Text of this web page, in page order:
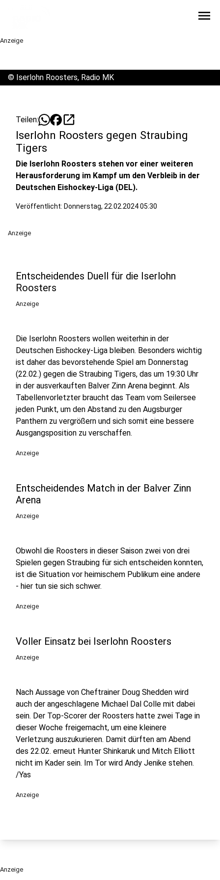
menu
Anzeige
© Iserlohn Roosters, Radio MK
Teilen: open_in_new
Iserlohn Roosters gegen Straubing
Tigers
Die Iserlohn Roosters stehen vor einer weiteren
Herausforderung im Kampf um den Verbleib in der
Deutschen Eishockey-Liga (DEL).
Veröffentlicht: Donnerstag, 22.02.2024 05:30
Anzeige
Entscheidendes Duell für die Iserlohn
Roosters
Anzeige
Die Iserlohn Roosters wollen weiterhin in der
Deutschen Eishockey-Liga bleiben. Besonders wichtig
ist daher das bevorstehende Spiel am Donnerstag
(22.02.) gegen die Straubing Tigers, das um 19:30 Uhr
in der ausverkauften Balver Zinn Arena beginnt. Als
Tabellenvorletzter braucht das Team vom Seilersee
jeden Punkt, um den Abstand zu den Augsburger
Panthern zu vergrößern und sich somit eine bessere
Ausgangsposition zu verschaffen.
Anzeige
Entscheidendes Match in der Balver Zinn
Arena
Anzeige
Obwohl die Roosters in dieser Saison zwei von drei
Spielen gegen Straubing für sich entscheiden konnten,
ist die Situation vor heimischem Publikum eine andere
- hier tun sie sich schwer.
Anzeige
Voller Einsatz bei Iserlohn Roosters
Anzeige
Nach Aussage von Cheftrainer Doug Shedden wird
auch der angeschlagene Michael Dal Colle mit dabei
sein. Der Top-Scorer der Roosters hatte zwei Tage in
dieser Woche freigemacht, um eine kleinere
Verletzung auszukurieren. Damit dürften am Abend
des 22.02. erneut Hunter Shinkaruk und Mitch Elliott
nicht im Kader sein. Im Tor wird Andy Jenike stehen.
/Yas
Anzeige
Anzeige